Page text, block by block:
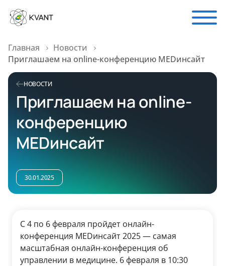
Главная
Новости
Приглашаем на online-конференцию MEDинсайт
НОВОСТИ
Приглашаем на online-
конференцию
MEDинсайт
30.01.2025
С 4 по 6 февраля пройдет онлайн-
конференция MEDинсайт 2025 — самая
масштабная онлайн-конференция об
управлении в медицине. 6 февраля в 10:30